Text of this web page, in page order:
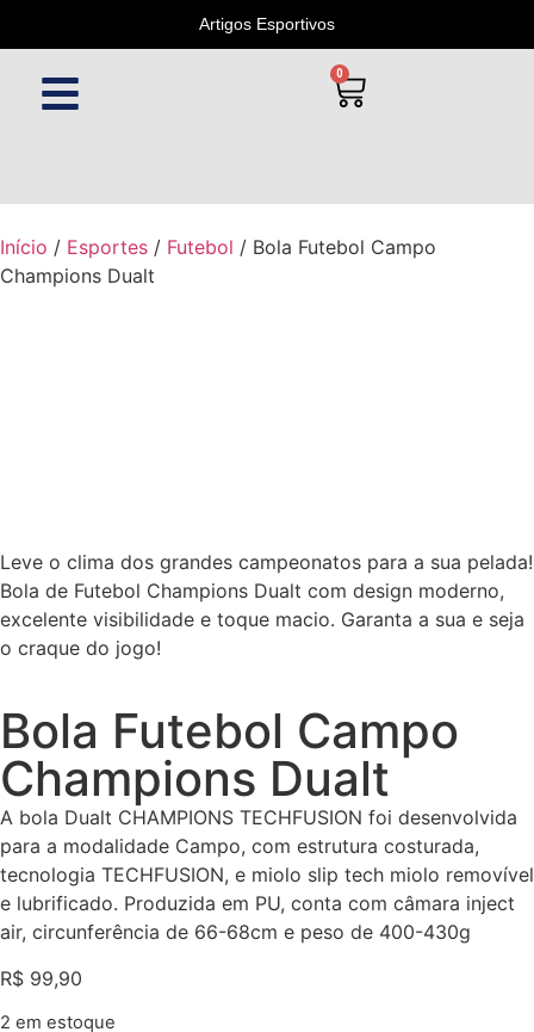
Artigos Esportivos
0
Início / Esportes / Futebol / Bola Futebol Campo
Champions Dualt
Leve o clima dos grandes campeonatos para a sua pelada!
Bola de Futebol Champions Dualt com design moderno,
excelente visibilidade e toque macio. Garanta a sua e seja
o craque do jogo!
Bola Futebol Campo
Champions Dualt
A bola Dualt CHAMPIONS TECHFUSION foi desenvolvida
para a modalidade Campo, com estrutura costurada,
tecnologia TECHFUSION, e miolo slip tech miolo removível
e lubrificado. Produzida em PU, conta com câmara inject
air, circunferência de 66-68cm e peso de 400-430g
R$ 99,90
2 em estoque